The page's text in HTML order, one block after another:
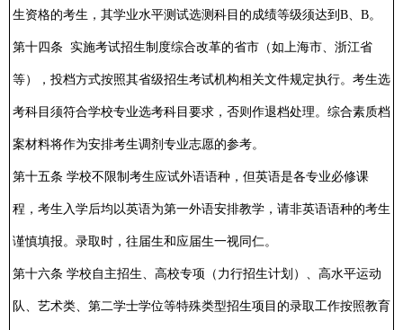
生资格的考生，其学业水平测试选测科目的成绩等级须达到B、B。
第十四条 实施考试招生制度综合改革的省市（如上海市、浙江省
等），投档方式按照其省级招生考试机构相关文件规定执行。考生选
考科目须符合学校专业选考科目要求，否则作退档处理。综合素质档
案材料将作为安排考生调剂专业志愿的参考。
第十五条 学校不限制考生应试外语语种，但英语是各专业必修课
程，考生入学后均以英语为第一外语安排教学，请非英语语种的考生
谨慎填报。录取时，往届生和应届生一视同仁。
第十六条 学校自主招生、高校专项（力行招生计划）、高水平运动
队、艺术类、第二学士学位等特殊类型招生项目的录取工作按照教育